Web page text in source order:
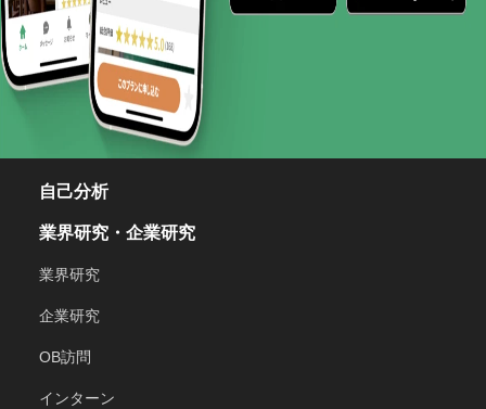
自己分析
業界研究・企業研究
業界研究
企業研究
OB訪問
インターン